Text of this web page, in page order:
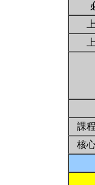
課
核